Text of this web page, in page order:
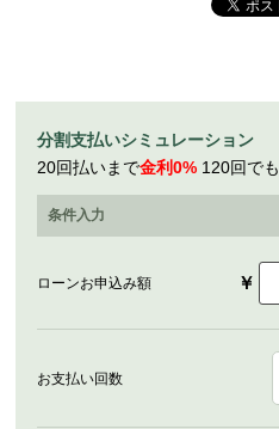
分割支払いシミュレーション
20回払いまで金利0% 120回でも
条件入力
ローンお申込み額 ￥
お支払い回数